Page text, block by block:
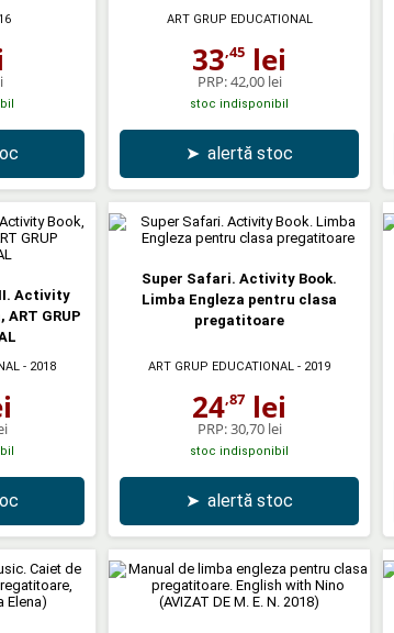
ART GRUP EDUCATIONAL
33,45 lei
PRP:42,00 lei
stoc indisponibil
➤ alertă stoc
Activity
GRUP
- 2018
Super Safari. Activity Book.
Limba Engleza pentru clasa
pregatitoare
ART GRUP EDUCATIONAL - 2019
24,87 lei
PRP:30,70 lei
stoc indisponibil
➤ alertă stoc